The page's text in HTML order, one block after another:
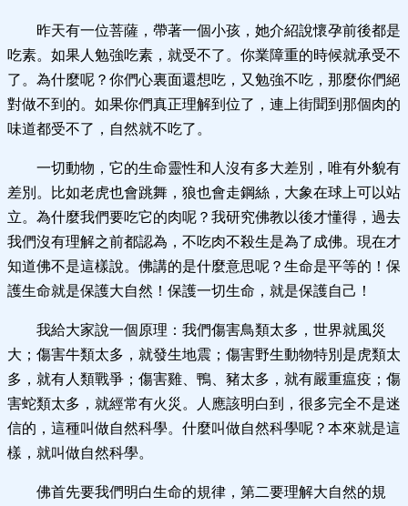
昨天有一位菩薩，帶著一個小孩，她介紹說懷孕前後都是
吃素。如果人勉強吃素，就受不了。你業障重的時候就承受不
了。為什麼呢？你們心裏面還想吃，又勉強不吃，那麼你們絕
對做不到的。如果你們真正理解到位了，連上街聞到那個肉的
味道都受不了，自然就不吃了。
一切動物，它的生命靈性和人沒有多大差別，唯有外貌有
差別。比如老虎也會跳舞，狼也會走鋼絲，大象在球上可以站
立。為什麼我們要吃它的肉呢？我研究佛教以後才懂得，過去
我們沒有理解之前都認為，不吃肉不殺生是為了成佛。現在才
知道佛不是這樣說。佛講的是什麼意思呢？生命是平等的！保
護生命就是保護大自然！保護一切生命，就是保護自己！
我給大家說一個原理：我們傷害鳥類太多，世界就風災
大；傷害牛類太多，就發生地震；傷害野生動物特別是虎類太
多，就有人類戰爭；傷害雞、鴨、豬太多，就有嚴重瘟疫；傷
害蛇類太多，就經常有火災。人應該明白到，很多完全不是迷
信的，這種叫做自然科學。什麼叫做自然科學呢？本來就是這
樣，就叫做自然科學。
佛首先要我們明白生命的規律，第二要理解大自然的規